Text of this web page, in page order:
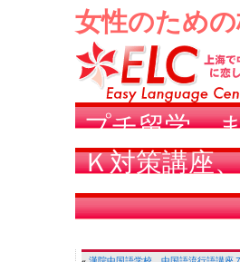
女性のため
プチ留学、
Ｋ対策講座